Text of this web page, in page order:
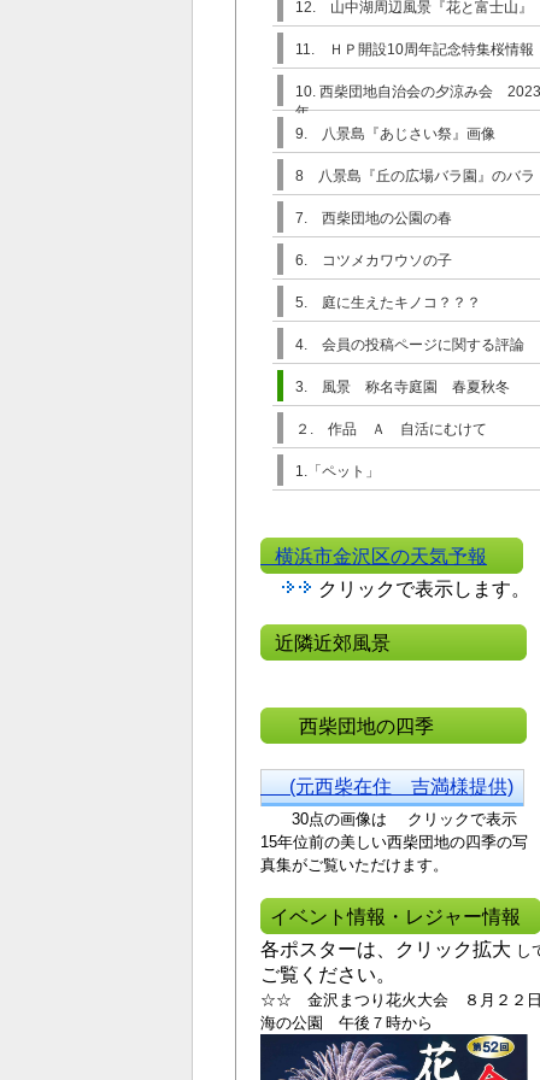
12. 山中湖周辺風景『花と富士山』
11. ＨＰ開設10周年記念特集桜情報
10. 西柴団地自治会の夕涼み会 2023
年
9. 八景島『あじさい祭』画像
8 八景島『丘の広場バラ園』のバラ
7. 西柴団地の公園の春
6. コツメカワウソの子
5. 庭に生えたキノコ？？？
4. 会員の投稿ページに関する評論
3. 風景 称名寺庭園 春夏秋冬
２. 作品 Ａ 自活にむけて
1.「ペット」
横浜市金沢区の天気予報
クリックで表示します。
近隣近郊風景
西柴団地の四季
(元西柴在住 吉満様提供)
30点の画像は クリックで表示
15年位前の美しい西柴団地の四季の写
真集がご覧いただけます。
イベント情報・レジャー情報
各ポスターは、クリック拡大 し
ご覧ください。
☆☆ 金沢まつり花火大会 ８月２２
海の公園 午後７時から